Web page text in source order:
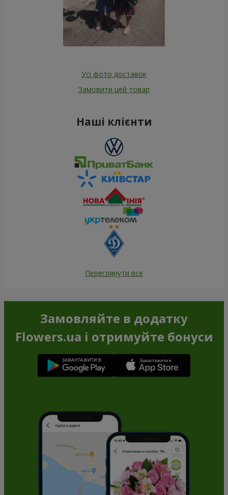
Усі фото доставок
Замовити цей товар
Наші клієнти
Переглянути все
Замовляйте в додатку
Flowers.ua і отримуйте бонуси